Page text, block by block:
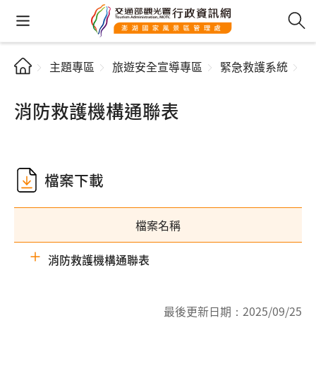
主題專區 旅遊安全宣導專區 緊急救護系統
消防救護機構通聯表
檔案下載
檔案名稱
消防救護機構通聯表
最後更新日期： 2025/09/25